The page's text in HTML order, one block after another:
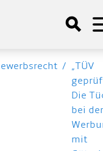
/ „TÜV
Die
bei
mit